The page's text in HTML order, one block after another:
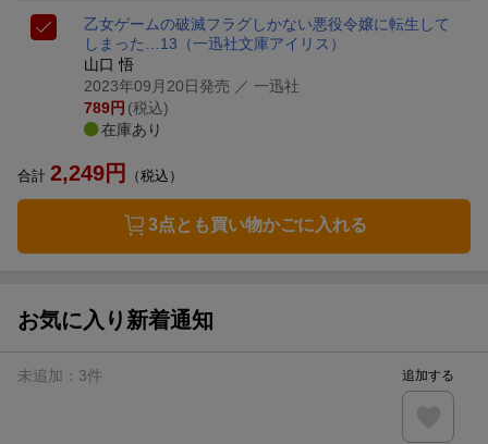
乙女ゲームの破滅フラグしかない悪役令嬢に転生して
しまった…13 （一迅社文庫アイリス）
山口 悟
2023年09月20日発売 ／ 一迅社
789円 (税込)
在庫あり
合計 2,249円 （税込）
3点とも買い物かごに入れる
お気に入り新着通知
未追加： 3件 追加する